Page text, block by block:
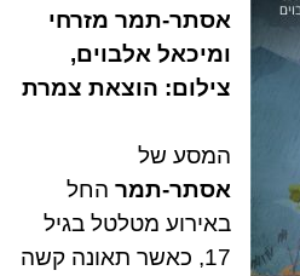
אסתר-תמר מזרחי
ומיכאל אלבוים,
צילום: הוצאת צמרת
המסע של
אסתר-תמר החל
באירוע מטלטל בגיל
17, כאשר תאונה קשה